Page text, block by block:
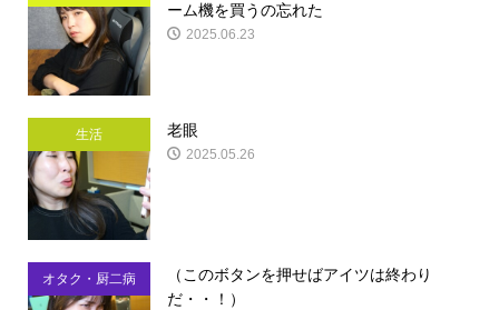
ーム機を買うの忘れた
2025.06.23
生活 老眼
2025.05.26
オタク・厨二病
（このボタンを押せばアイツは終わり
だ・・！）